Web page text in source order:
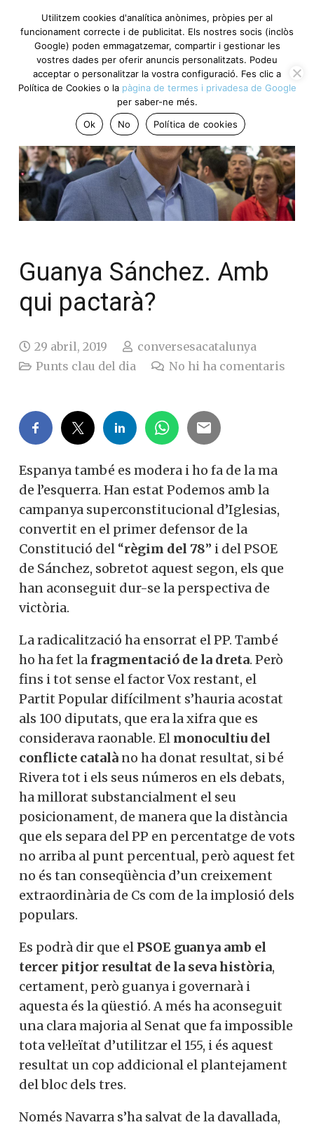
Guanya Sánchez. Amb
qui pactarà?
29 abril, 2019
conversesacatalunya
Punts clau del dia
No hi ha comentaris
Espanya també es modera i ho fa de la ma
de l’esquerra. Han estat Podemos amb la
campanya superconstitucional d’Iglesias,
convertit en el primer defensor de la
Constitució del “règim del 78” i del PSOE
de Sánchez, sobretot aquest segon, els que
han aconseguit dur-se la perspectiva de
victòria.
La radicalització ha ensorrat el PP. També
ho ha fet la fragmentació de la dreta. Però
fins i tot sense el factor Vox restant, el
Partit Popular difícilment s’hauria acostat
als 100 diputats, que era la xifra que es
considerava raonable. El monocultiu del
conflicte català no ha donat resultat, si bé
Rivera tot i els seus números en els debats,
ha millorat substancialment el seu
posicionament, de manera que la distància
que els separa del PP en percentatge de vots
no arriba al punt percentual, però aquest fet
no és tan conseqüència d’un creixement
extraordinària de Cs com de la implosió dels
populars.
Es podrà dir que el PSOE guanya amb el
tercer pitjor resultat de la seva història,
certament, però guanya i governarà i
aquesta és la qüestió. A més ha aconseguit
una clara majoria al Senat que fa impossible
tota vel·leïtat d’utilitzar el 155, i és aquest
resultat un cop addicional el plantejament
del bloc dels tres.
Només Navarra s’ha salvat de la davallada,
Utilitzem cookies d'analítica anònimes, pròpies per al
funcionament correcte i de publicitat. Els nostres socis (inclòs
Google) poden emmagatzemar, compartir i gestionar les
vostres dades per oferir anuncis personalitzats. Podeu
acceptar o personalitzar la vostra configuració. Fes clic a
Política de Cookies o la pàgina de termes i privadesa de Google
per saber-ne més.
Ok
No Política de cookies